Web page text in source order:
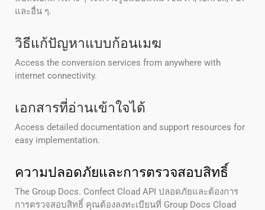
และอื่น ๆ.
วิธีแก้ปัญหาแบบก้อนเมฆ
Access the conversion services from anywhere with
internet connectivity.
เอกสารที่อ่านเข้าใจได้
Access detailed documentation and support resources for
easy implementation.
ความปลอดภัยและการตรวจสอบสิทธิ์
The Group Docs. Confect Cload API ปลอดภัยและต้องการ
การตรวจสอบสิทธิ์ คุณต้องลงทะเบียนที่ Group Docs Cload